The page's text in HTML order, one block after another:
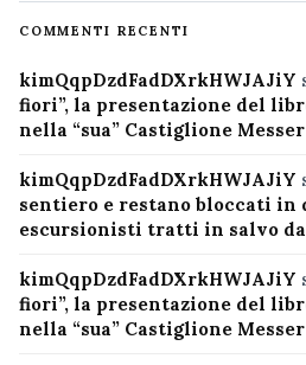
COMMENTI RECENTI
kimQqpDzdFadDXrkHWJAJiY
fiori”, la presentazione del
nella “sua” Castiglione
kimQqpDzdFadDXrkHWJAJiY
sentiero e restano bloccati in
escursionisti tratti in salvo
kimQqpDzdFadDXrkHWJAJiY
fiori”, la presentazione del
nella “sua” Castiglione